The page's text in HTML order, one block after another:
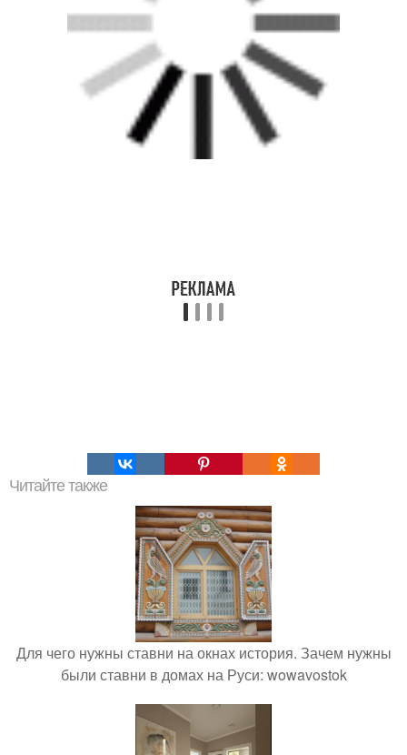
Читайте также
Для чего нужны ставни на окнах история. Зачем нужны
были ставни в домах на Руси: wowavostok